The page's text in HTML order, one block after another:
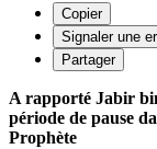
Copier
Signaler une
Partager
A rapporté Jabir
période de pause
Prophète